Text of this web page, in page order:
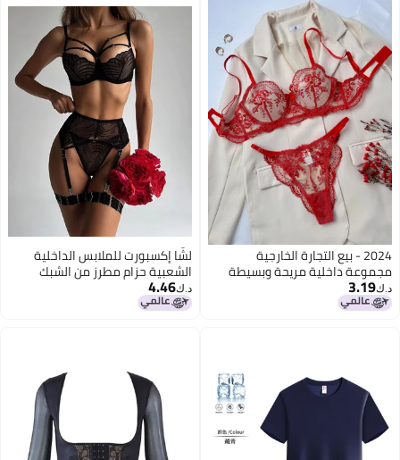
2024 - بيع التجارة الخارجية
مجموعة داخلية مريحة وبسيطة
وأنيقة مع تطريز زهور وشبكة
شفافة
د.ك‏3.19
لشّا إكسبورت للملابس الداخلية
الشعبية حزام مطرز من الشبك
لجسم مشكّل بدلة مقسومة
Ls1602
د.ك‏4.46